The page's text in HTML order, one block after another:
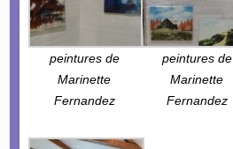
peintures de
Marinette
Fernandez
peintures de
Marinette
Fernandez